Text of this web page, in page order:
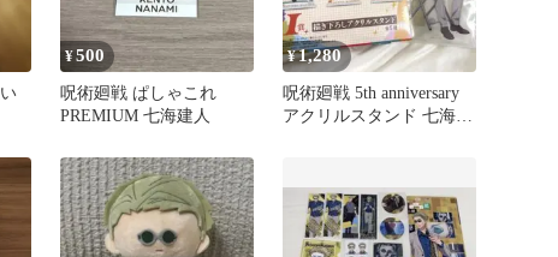
¥500
呪術廻戦 ぱしゃこれ
PREMIUM 七海建人
¥1,280
呪術廻戦 5th anniversary
アクリルスタンド 七海建